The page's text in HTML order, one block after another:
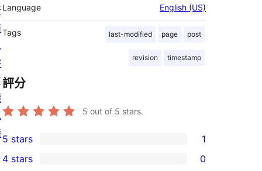
Language English (US)
Tags last-modified page post
revision timestamp
評分
5 out of 5 stars.
1
5-
5 stars 1
4 stars 0